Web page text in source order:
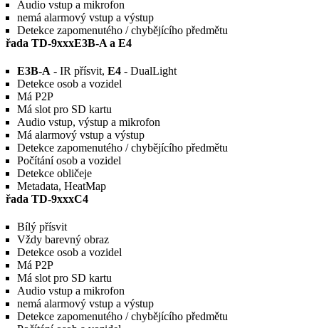
Audio vstup a mikrofon
nemá alarmový vstup a výstup
Detekce zapomenutého / chybějícího předmětu
řada TD-9xxxE3B-A a E4
E3B-A - IR přísvit, E4 - DualLight
Detekce osob a vozidel
Má P2P
Má slot pro SD kartu
Audio vstup, výstup a mikrofon
Má alarmový vstup a výstup
Detekce zapomenutého / chybějícího předmětu
Počítání osob a vozidel
Detekce obličeje
Metadata, HeatMap
řada TD-9xxxC4
Bílý přísvit
Vždy barevný obraz
Detekce osob a vozidel
Má P2P
Má slot pro SD kartu
Audio vstup a mikrofon
nemá alarmový vstup a výstup
Detekce zapomenutého / chybějícího předmětu